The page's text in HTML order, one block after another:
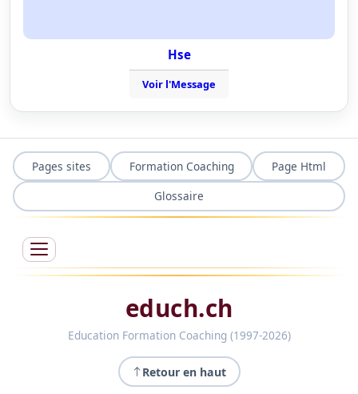
Hse
Voir l'Message
Pages sites Formation Coaching
Page Html
Glossaire
educh.ch
Education Formation Coaching (1997-2026)
Retour en haut